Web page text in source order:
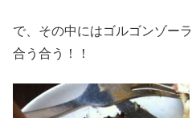
で、その中にはゴルゴンゾー
合う合う！！